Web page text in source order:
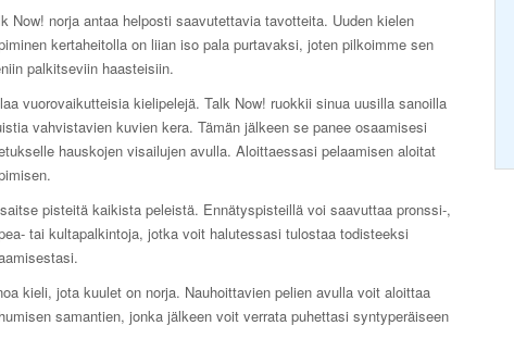
Now! norja antaa helposti saavutettavia tavotteita. Uuden kielen
kertaheitolla on liian iso pala purtavaksi, joten pilkoimme sen
palkitseviin haasteisiin.
vuorovaikutteisia kielipelejä. Talk Now! ruokkii sinua uusilla sanoilla
vahvistavien kuvien kera. Tämän jälkeen se panee osaamisesi
hauskojen visailujen avulla. Aloittaessasi pelaamisen aloitat
pisteitä kaikista peleistä. Ennätyspisteillä voi saavuttaa pronssi-,
tai kultapalkintoja, jotka voit halutessasi tulostaa todisteeksi
kieli, jota kuulet on norja. Nauhoittavien pelien avulla voit aloittaa
samantien, jonka jälkeen voit verrata puhettasi syntyperäiseen